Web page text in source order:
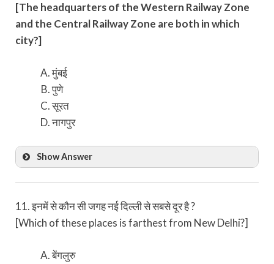
[The headquarters of the Western Railway Zone
and the Central Railway Zone are both in which
city?]
मुंबई
पुणे
सूरत
नागपुर
Show Answer
11. इनमें से कौन सी जगह नई दिल्ली से सबसे दूर है ?
[Which of these places is farthest from New Delhi?]
बेंगलुरु